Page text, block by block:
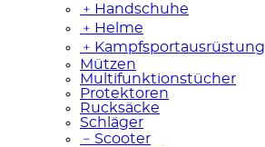
﹢ Handschuhe
﹢ Helme
﹢ Kampfsportausrüstung
Mützen
Multifunktionstücher
Protektoren
Rucksäcke
Schläger
﹣ Scooter